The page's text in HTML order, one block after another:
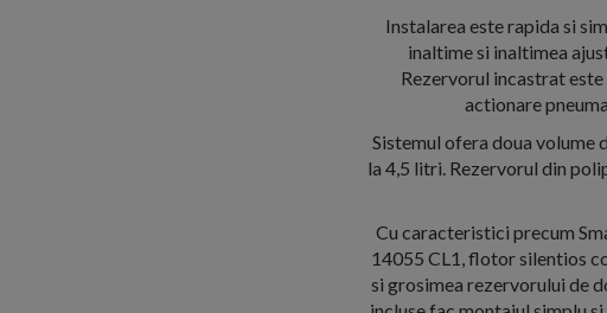
Instalarea este rapida si
inaltime si inaltimea
Rezervorul incastrat
actionare
Sistemul ofera doua volume
la 4,5 litri. Rezervorul din
Cu caracteristici precum
14055 CL1, flotor silentios
si grosimea rezervorului de